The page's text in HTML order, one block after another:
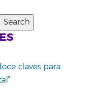
claves para